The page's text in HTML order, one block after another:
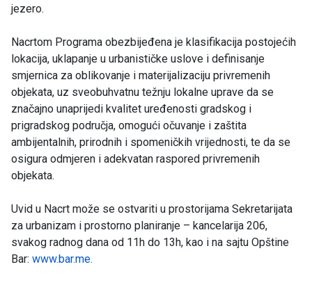
jezero.
Nacrtom Programa obezbijeđena je klasifikacija postojećih
lokacija, uklapanje u urbanističke uslove i definisanje
smjernica za oblikovanje i materijalizaciju privremenih
objekata, uz sveobuhvatnu težnju lokalne uprave da se
značajno unaprijedi kvalitet uređenosti gradskog i
prigradskog područja, omogući očuvanje i zaštita
ambijentalnih, prirodnih i spomeničkih vrijednosti, te da se
osigura odmjeren i adekvatan raspored privremenih
objekata.
Uvid u Nacrt može se ostvariti u prostorijama Sekretarijata
za urbanizam i prostorno planiranje – kancelarija 206,
svakog radnog dana od 11h do 13h, kao i na sajtu Opštine
Bar: www.bar.me.